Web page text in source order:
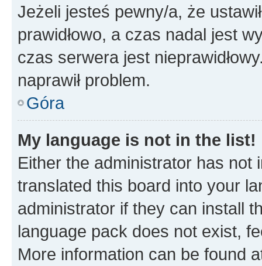
Jeżeli jesteś pewny/a, że
prawidłowo, a czas nadal jest
czas serwera jest
naprawił problem.
Góra
My language is not in the list!
Either the administrator has not
translated this board into your
administrator if they can install
language pack does not exist,
More information can be found